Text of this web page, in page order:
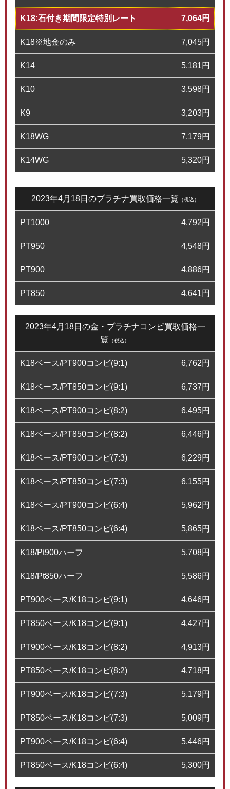
K18:石付き期間限定特別レート 7,064円
K18※地金のみ 7,045円
K14 5,181円
K10 3,598円
K9 3,203円
K18WG 7,179円
K14WG 5,320円
2023年4月18日のプラチナ買取価格一覧 （税込）
PT1000 4,792円
PT950 4,548円
PT900 4,886円
PT850 4,641円
2023年4月18日の金・プラチナコンビ買取価格一
覧 （税込）
K18ベース/PT900コンビ(9:1) 6,762円
K18ベース/PT850コンビ(9:1) 6,737円
K18ベース/PT900コンビ(8:2) 6,495円
K18ベース/PT850コンビ(8:2) 6,446円
K18ベース/PT900コンビ(7:3) 6,229円
K18ベース/PT850コンビ(7:3) 6,155円
K18ベース/PT900コンビ(6:4) 5,962円
K18ベース/PT850コンビ(6:4) 5,865円
K18/Pt900ハーフ 5,708円
K18/Pt850ハーフ 5,586円
PT900ベース/K18コンビ(9:1) 4,646円
PT850ベース/K18コンビ(9:1) 4,427円
PT900ベース/K18コンビ(8:2) 4,913円
PT850ベース/K18コンビ(8:2) 4,718円
PT900ベース/K18コンビ(7:3) 5,179円
PT850ベース/K18コンビ(7:3) 5,009円
PT900ベース/K18コンビ(6:4) 5,446円
PT850ベース/K18コンビ(6:4) 5,300円